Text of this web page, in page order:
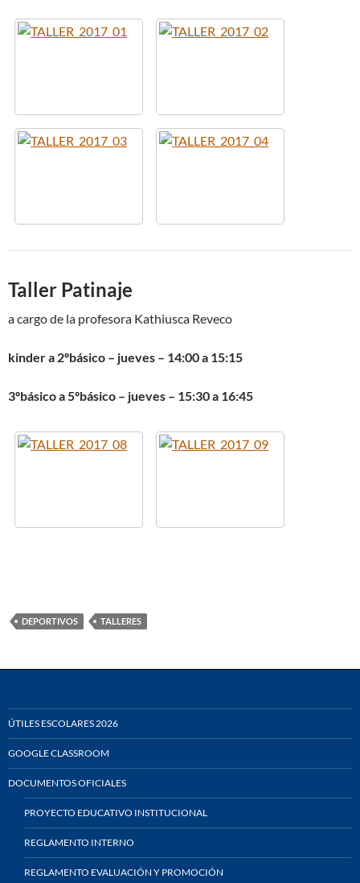
Taller Patinaje
a cargo de la profesora Kathiusca Reveco
kinder a 2ºbásico – jueves – 14:00 a 15:15
3ºbásico a 5ºbásico – jueves – 15:30 a 16:45
DEPORTIVOS TALLERES
ÚTILES ESCOLARES 2026
GOOGLE CLASSROOM
DOCUMENTOS OFICIALES
PROYECTO EDUCATIVO INSTITUCIONAL
REGLAMENTO INTERNO
REGLAMENTO EVALUACIÓN Y PROMOCIÓN